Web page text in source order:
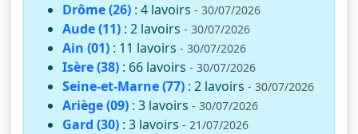
Drôme (26) : 4 lavoirs - 30/07/2026
Aude (11) : 2 lavoirs - 30/07/2026
Ain (01) : 11 lavoirs - 30/07/2026
Isère (38) : 66 lavoirs - 30/07/2026
Seine-et-Marne (77) : 2 lavoirs - 30/07/2026
Ariège (09) : 3 lavoirs - 30/07/2026
Gard (30) : 3 lavoirs - 21/07/2026